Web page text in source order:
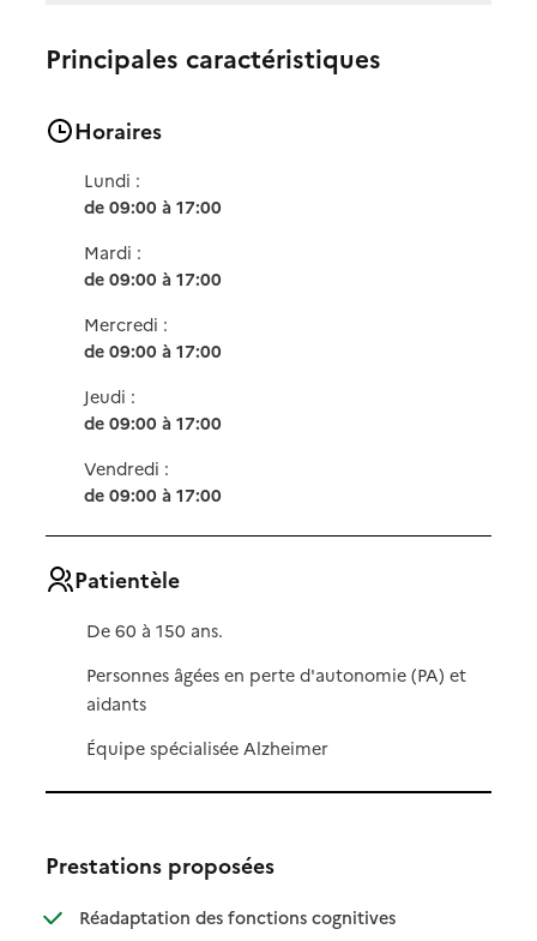
Principales caractéristiques
Horaires
Lundi :
de 09:00 à 17:00
Mardi :
de 09:00 à 17:00
Mercredi :
de 09:00 à 17:00
Jeudi :
de 09:00 à 17:00
Vendredi :
de 09:00 à 17:00
Patientèle
De 60 à 150 ans.
Personnes âgées en perte d'autonomie (PA) et
aidants
Équipe spécialisée Alzheimer
Prestations proposées
Réadaptation des fonctions cognitives: disponible
: non disponible